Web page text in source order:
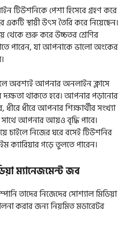
টিউশনিকে পেশা হিসেবে গ্রহণ করে
স্থায়ী উৎস তৈরি করে নিয়েছেন।
থেকে শুরু করে উচ্চতর শ্রেণির
পারেন, যা আপনাকে ভালো অংকের
অবশ্যই আপনার অনলাইন ক্লাসে
দক্ষতা থাকতে হবে। আপনার পড়ানোর
ধীরে আপনার শিক্ষার্থীর সংখ্যা
আপনার আয়ও বৃদ্ধি পাবে।
চাইলে নিজের ঘরে বসেই টিউশনির
ক্যারিয়ার গড়ে তুলতে পারেন।
ম্যানেজমেন্ট জব
তাদের নিজেদের সোশ্যাল মিডিয়া
করার জন্য নিয়মিত মডারেটর